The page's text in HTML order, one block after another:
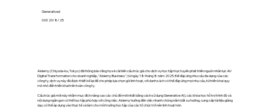
Generatived
0:00 20/8/25
Aidemy (Chiyoda-ku, Tokyo) đã thông báo rằng họ sẽ cải tiến cấu trúc giá cho dịch vụ học tập trực tuyến phát triển nguồn nhân lực AI/
Digital Transformation cho doanh nghiệp, "Aidemy Business", từ ngày 18 tháng 8 năm 2025. Để đáp ứng nhu cầu đa dạng của các
công ty, dịch vụ này đã được thiết kế lại để cho phép lựa chọn gói linh hoạt, với danh sách có thể đáp ứng mọi nhu cầu, từ triển khai quy
mô nhỏ đến triển khai trên toàn công ty.
Cấu trúc giá mới này nhằm mục đích nâng cao các chủ đề mới nhất bằng cách sử dụng Generative AI), các khóa học hỗ trợ trình độ và
nội dung ngắn gọn có thể học tập phù hợp với công việc. Aidemy hướng đến việc nhanh chóng nắm bắt xu hướng, cung cấp tài liệu giảng
dạy có thể áp dụng vào thực tế và làm cho môi trường học tập của các tổ chức trở nên linh hoạt hơn.